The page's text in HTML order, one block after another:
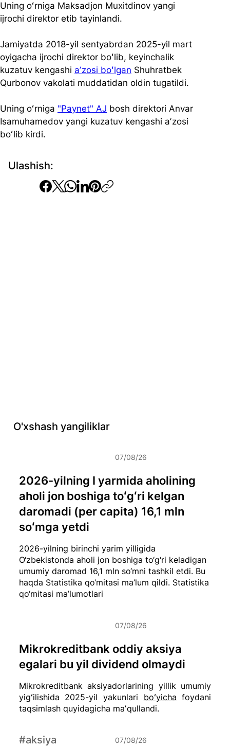
Ulashish:
Uning oʻrniga Maksadjon Muxitdinov yangi
ijrochi direktor etib tayinlandi.
Jamiyatda 2018-yil sentyabrdan 2025-yil mart
oyigacha ijrochi direktor boʻlib, keyinchalik
kuzatuv kengashi aʼzosi boʻlgan Shuhratbek
Qurbonov vakolati muddatidan oldin tugatildi.
Uning oʻrniga "Paynet" AJ bosh direktori Anvar
Isamuhamedov yangi kuzatuv kengashi aʼzosi
boʻlib kirdi.
O'xshash yangiliklar
2026-yilning birinchi yarim yilligida
O‘zbekistonda aholi jon boshiga to‘g‘ri keladigan
umumiy daromad 16,1 mln so‘mni tashkil etdi. Bu
haqda Statistika qo‘mitasi ma’lum qildi. Statistika
qo‘mitasi ma’lumotlari
2026-yilning I yarmida aholining
aholi jon boshiga toʻgʻri kelgan
daromadi (per capita) 16,1 mln
soʻmga yetdi
07/08/26
Mikrokreditbank aksiyadorlarining yillik umumiy
yigʻilishida 2025-yil yakunlari boʻyicha foydani
taqsimlash quyidagicha maʼqullandi.
Mikrokreditbank oddiy aksiya
egalari bu yil dividend olmaydi
07/08/26
#aksiya 07/08/26